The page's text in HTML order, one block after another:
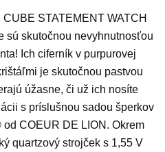
STATEMENT WATCH
sú skutočnou nevyhnutnosťou
Ich ciferník v purpurovej
je skutočnou pastvou
úžasne, či už ich nosíte
s príslušnou sadou šperkov
COEUR DE LION. Okrem
quartzový strojček s 1,55 V